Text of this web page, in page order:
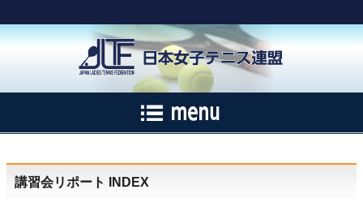
講習会リポート INDEX